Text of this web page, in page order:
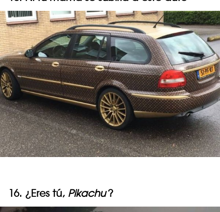
16. ¿Eres tú, Pikachu ?